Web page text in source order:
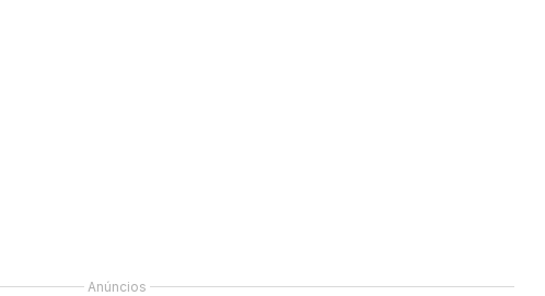
Anúncios